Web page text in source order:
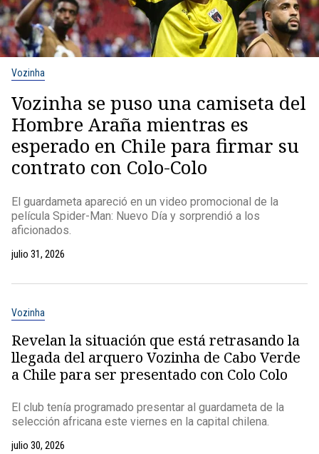
Vozinha
Vozinha se puso una camiseta del
Hombre Araña mientras es
esperado en Chile para firmar su
contrato con Colo-Colo
El guardameta apareció en un video promocional de la
película Spider-Man: Nuevo Día y sorprendió a los
aficionados.
julio 31, 2026
Vozinha
Revelan la situación que está retrasando la
llegada del arquero Vozinha de Cabo Verde
a Chile para ser presentado con Colo Colo
El club tenía programado presentar al guardameta de la
selección africana este viernes en la capital chilena.
julio 30, 2026